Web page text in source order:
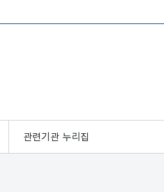
관련기관 누리집